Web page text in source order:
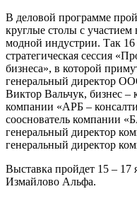
В деловой программе
круглые столы с
модной индустрии. Так 16
стратегическая сессия
бизнеса», в которой
генеральный директор
Виктор Вальчук, бизнес –
компании «АРБ –
сооснователь компании
генеральный директор
генеральный директор
Выставка пройдет 15 – 17
Измайлово Альфа.